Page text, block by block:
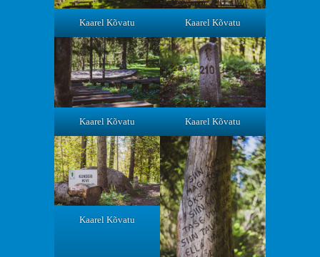
Kaarel Kõvatu Kaarel Kõvatu
Kaarel Kõvatu Kaarel Kõvatu
Kaarel Kõvatu